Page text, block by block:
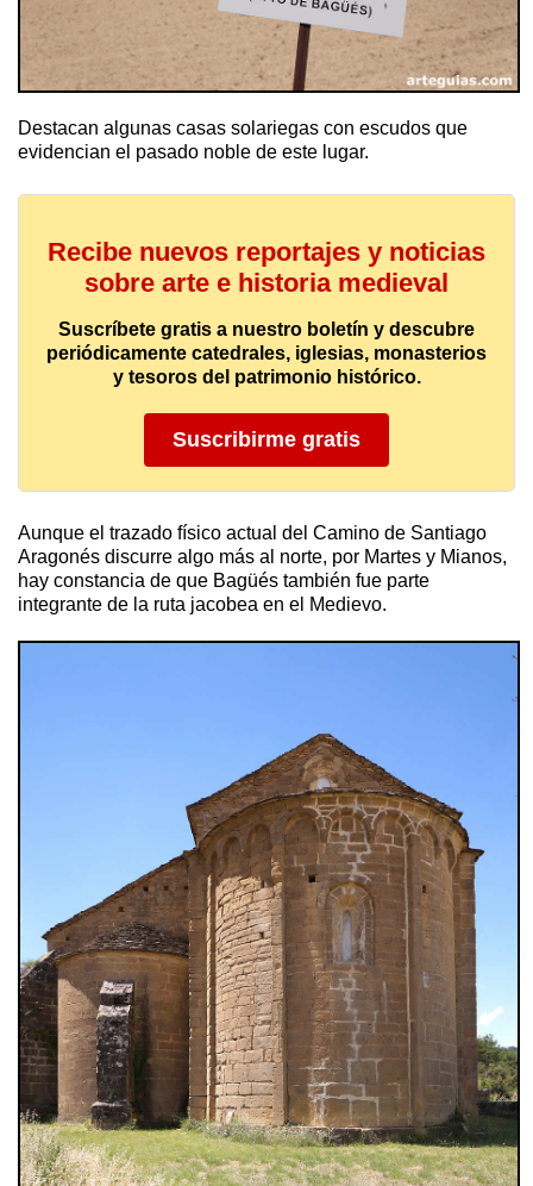
Destacan algunas casas solariegas con escudos que
evidencian el pasado noble de este lugar.
Recibe nuevos reportajes y noticias
sobre arte e historia medieval
Suscríbete gratis a nuestro boletín y descubre
periódicamente catedrales, iglesias, monasterios
y tesoros del patrimonio histórico.
Suscribirme gratis
Aunque el trazado físico actual del Camino de Santiago
Aragonés discurre algo más al norte, por Martes y Mianos,
hay constancia de que Bagüés también fue parte
integrante de la ruta jacobea en el Medievo.